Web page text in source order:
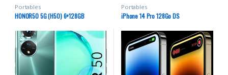
r
r
Portables
HONOR50 5G (H50) 6+128GB
Portables
iPhone 14 Pro 128Go DS